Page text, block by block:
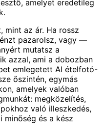
amelyet eredetileg
mint az ár. Ha rossz
pazarolsz, vagy —
mutatsz a
azzal, ami a dobozban
emlegetett AI ételfotó-
őszintén, egymás
amelyek valóban
megközelítés,
való illeszkedés,
és a kész